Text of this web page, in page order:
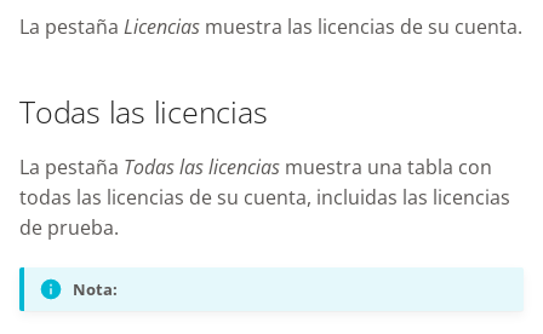
l
z
n
g
s
Monitoring
Websites
License Management
API
Knowledge Base
SSO
Nixstats users
migration
La pestaña Licencias muestra las licencias de su cuenta.
Todas las licencias
La pestaña Todas las licencias muestra una tabla con
todas las licencias de su cuenta, incluidas las licencias
de prueba.
Nota: